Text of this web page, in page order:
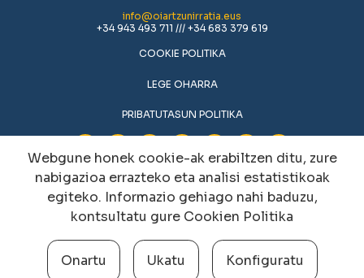
info@oiartzunirratia.eus
+34 943 493 711 /// +34 683 379 619
COOKIE POLITIKA
LEGE OHARRA
PRIBATUTASUN POLITIKA
Cookien konfigurazioa aldatu
Webgune honek cookie-ak erabiltzen ditu, zure
nabigazioa errazteko eta analisi estatistikoak
egiteko. Informazio gehiago nahi baduzu,
kontsultatu gure Cookien Politika
Onartu Ukatu Konfiguratu